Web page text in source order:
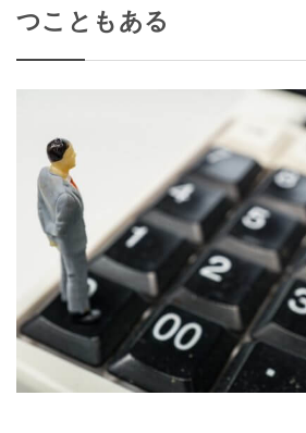
つこともある